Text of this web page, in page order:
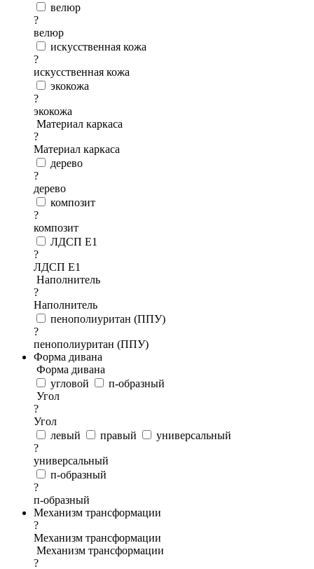
велюр
?
велюр
искусственная кожа
?
искусственная кожа
экокожа
?
экокожа
Материал каркаса
?
Материал каркаса
дерево
?
дерево
композит
?
композит
ЛДСП Е1
?
ЛДСП Е1
Наполнитель
?
Наполнитель
пенополиуритан (ППУ)
?
пенополиуритан (ППУ)
Форма дивана
Форма дивана
угловой
п-образный
Угол
?
Угол
левый
правый
универсальный
?
универсальный
п-образный
?
п-образный
Механизм трансформации
?
Механизм трансформации
Механизм трансформации
?